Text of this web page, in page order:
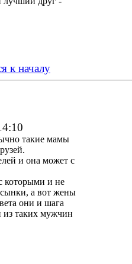
к началу
такие мамы
и она может с
которыми и не
а вот жены
они и шага
из таких мужчин